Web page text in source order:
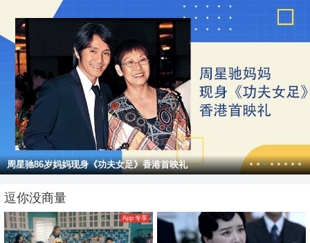
周星驰86岁妈妈现身《功夫女足》香港首映礼
逗你没商量
App 专享